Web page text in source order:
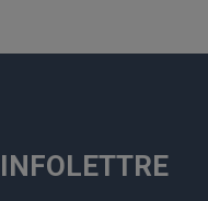
INFOLETTRE